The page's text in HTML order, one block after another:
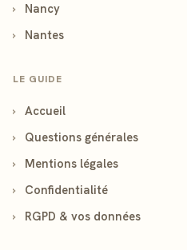
›
Nancy
›
Nantes
LE GUIDE
›
Accueil
›
Questions générales
›
Mentions légales
›
Confidentialité
›
RGPD & vos données